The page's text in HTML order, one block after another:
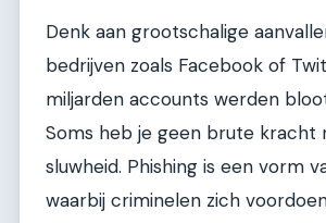
Denk aan grootschalige
bedrijven zoals Facebook of
miljarden accounts werden
Soms heb je geen brute kracht
sluwheid. Phishing is een vorm
waarbij criminelen zich